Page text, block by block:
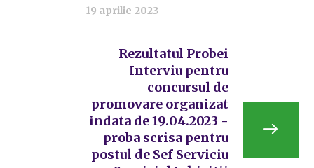
19 aprilie 2023
Rezultatul Probei
Interviu pentru
concursul de
promovare organizat
indata de 19.04.2023 -
proba scrisa pentru
postul de Sef Serviciu